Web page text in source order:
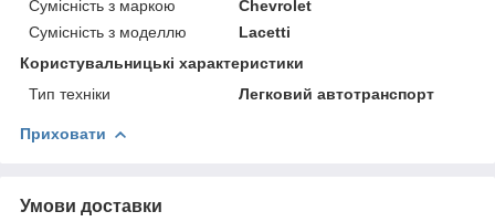
Сумісність з маркою
Chevrolet
Сумісність з моделлю
Lacetti
Користувальницькі характеристики
Тип техніки
Легковий автотранспорт
Приховати
Умови доставки